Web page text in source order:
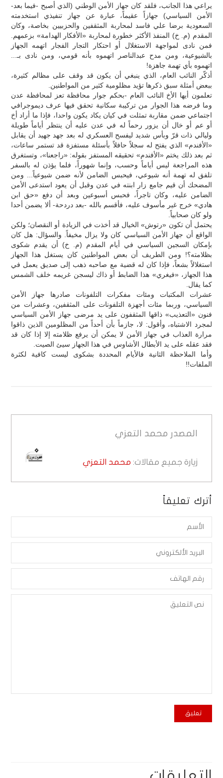
يراعي هذا الجانب، فلقد كان جهاز الأمن الوطني (الذي أصبح -فيما بعد-
الأمن السياسي) جهازاً عقيماً، عبارة عن جهاز تنفيذي استخدمته
السعودية برضا علي فاسد لمحاربة المثقفين والحزبيين بخاصة، وكان
المقدم (م. خ) المنفذ الأكثر خطورة لمحاربة «الأفكار الهدامة» بزعمهم.
فمن نادى لمواجهة الاستغلال أو احتكار التجار الفجار اتهمه الجهاز
بالشيوعية، ومن مدح عبدالناصر اتهموه بأنه قومي، ومن نادى بـ...
اتهموه بأي تهمة جاهزة!
أذكّر النائب العام، الذي ينبغي أن يكون قد وقف على مظالم كثيرة،
ببعض أمثلة سبق ذكرها تؤيد مظلومية كثير من المواطنين.
تعلمون أيها الأخ النائب العام -بحكم جوار محافظة تعز لمحافظة عدن
وما فرضه هذا الجوار من تركيبة سكانية تحقق فيها عرف ديموجرافي
اجتماعي ضمن مقاربة تمثلت في كيان يكاد يكون واحدا، فإذا ما أراد أخ
أو عم أو خال أن يزور رحماً له في عدن عليه أن ينتظر أياماً طويلة
وليالي ذات قرّ وبأس شديد ليفسح العسكري له بعد جهد جهيد أن يقابل
«الأفندم» الذي يفتح له سجلاً حافلاً بأسئلة مستفزة قد تستمر ساعات،
ثم بعد ذلك يختم «الأفندم» تحقيقه المستفز بقوله: «راجعنا»، وتستغرق
هذه المراجعة ليس أياماً وحسب، وإنما شهوراً، فلما يؤذن له بالسفر
تلفق له تهمة أنه شيوعي، فيحبس الضامن لأنه ضمن شيوعياً... ومن
المضحك أن قيم جامع زار ابنته في عدن وقبل أن يعود استدعى الأمن
الضامن عليه، وكان تاجراً، فحبس أسبوعين وبعد أن دفع «حق ابن
هادي» خرج غير مأسوف عليه، فأقسم بالله -بعد دردحة- ألا يضمن أحدا
ولو كان صحابياً.
يحتمل أن تكون «رتوش» الخيال قد أخذت في الزيادة أو النقصان؛ ولكن
الواقع أن جهاز الأمن السياسي كان ولا يزال مخيفاً. والسؤال: هل كان
بإمكان السجين السياسي في أيام المقدم (م. خ) أن يقدم شكوى
بظلامته؟! ومن الطريف أن بعض المواطنين كان يستغل هذا الجهاز
استغلالاً بشعاً، فإذا كان له قضية مع صاحبه ذهب إلى صديق يعمل في
هذا الجهاز، «فيغري» هذا الضابط أو ذاك ليسجن غريمه خلف الشمس
كما يقال.
عشرات المكتبات ومئات مفكرات التلفونات صادرها جهاز الأمن
السياسي، وربما مئات أجهزة التلفونات على المثقفين، وعشرات من
فنون «التعذيب» ذاقها المثقفون على يد مرضى جهاز الأمن السياسي
لمجرد الاشتباه، وأقول: لا، جازماً بأن أحداً من المظلومين الذين ذاقوا
مرارة العذاب في جهاز الأمن لا يمكن أن يرفع ظلامته إلا إذا كان قد
فقد عقله على يد الأبطال الأشاوس في هذا الجهاز سيئ الصيت.
وأما الملاحظة الثانية فالأيام المحددة بشكوى ليست كافية لكثرة
الملفات!!
المصدر محمد التعزي
زيارة جميع مقالات: محمد التعزي
أترك تعليقاً